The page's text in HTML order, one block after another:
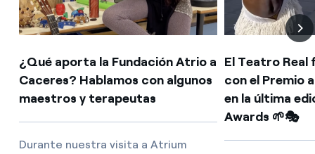
¿Qué aporta la Fundación Atrio a
Caceres? Hablamos con algunos
maestros y terapeutas
Durante nuestra visita a Atrium
El Teatro Real
con el Premio
en la última
Awards 🌱🎭